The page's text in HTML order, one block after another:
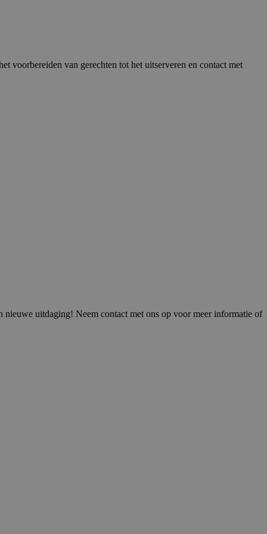
voorbereiden van gerechten tot het uitserveren en contact met
uitdaging! Neem contact met ons op voor meer informatie of